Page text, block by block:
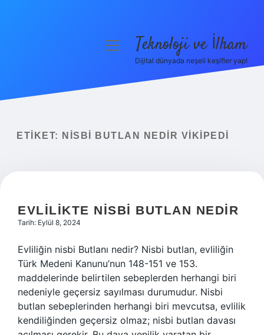
Yasal Uyarı
menüyüTeknoloji ve İlham
Dijital dünyada neşeli keşifler yap!
ETIKET: NISBI BUTLAN NEDIR VIKIPEDI
EVLILIKTE NISBI BUTLAN NEDIR
Tarih: Eylül 8, 2024
Evliliğin nisbi Butlanı nedir? Nisbi butlan, evliliğin
Türk Medeni Kanunu’nun 148-151 ve 153.
maddelerinde belirtilen sebeplerden herhangi biri
nedeniyle geçersiz sayılması durumudur. Nisbi
butlan sebeplerinden herhangi biri mevcutsa, evlilik
kendiliğinden geçersiz olmaz; nisbi butlan davası